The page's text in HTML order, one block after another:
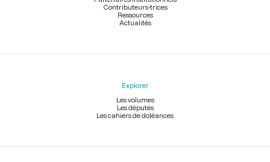
Contributeurs-trices
Ressources
Actualités
Explorer
Les volumes
Les députés
Les cahiers de doléances